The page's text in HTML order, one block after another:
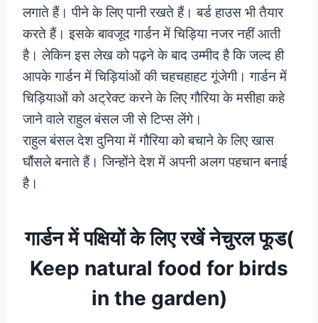
लगाते हैं। पीने के लिए पानी रखते हैं। बर्ड हाउस भी तैयार
करते हैं। इसके बावजूद गार्डन में चिड़िया नजर नहीं आती
है। लेकिन इस लेख को पढ़ने के बाद उम्मीद है कि जल्द ही
आपके गार्डन में चिड़ियांओं की चहचहाहट गूंजेगी। गार्डन में
चिड़ियाओं को अट्रेक्ट करने के लिए गौरिया के मसीहा कहे
जाने वाले राहुल बंसल जी से टिप्स लेंगे।
राहुल बंसल देश दुनिया में गौरिया को बचाने के लिए खास
घौंसले बनाते हैं। जिन्होंने देश में अपनी अलग पहचान बनाई
है।
गार्डन में पक्षियों के लिए रखें नेचुरल फूड(
Keep natural food for birds
in the garden)